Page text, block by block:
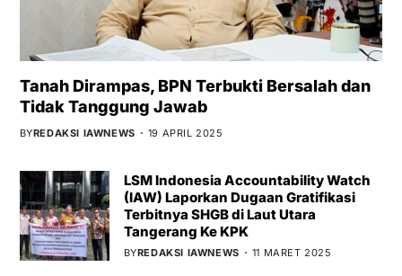
Tanah Dirampas, BPN Terbukti Bersalah dan
Tidak Tanggung Jawab
BYREDAKSI IAWNEWS 19 APRIL 2025
LSM Indonesia Accountability Watch
(IAW) Laporkan Dugaan Gratifikasi
Terbitnya SHGB di Laut Utara
Tangerang Ke KPK
BYREDAKSI IAWNEWS 11 MARET 2025